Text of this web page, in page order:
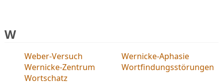
W
Weber-Versuch
Wernicke-Aphasie
Wernicke-Zentrum
Wortfindungsstörungen
Wortschatz